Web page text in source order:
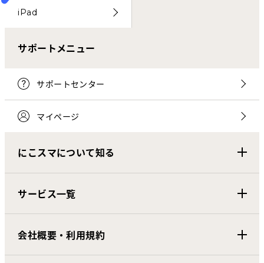
iPad
サポートメニュー
サポートセンター
マイページ
にこスマについて知る
サービス一覧
会社概要・利用規約